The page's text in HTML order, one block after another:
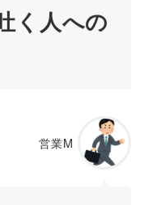
く人への
営業M